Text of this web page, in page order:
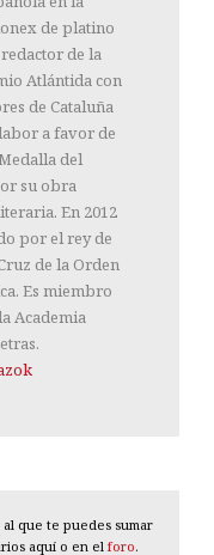
de platino
de la
Atlántida con
de Cataluña
a favor de
del
su obra
En 2012
por el rey de
de la Orden
Es miembro
Academia
que te puedes sumar
aquí o en el foro.